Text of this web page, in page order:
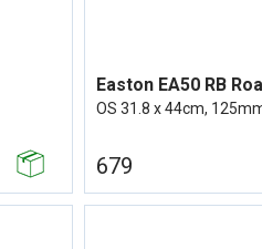
Easton EA50 RB
OS 31.8 x 44cm,
679